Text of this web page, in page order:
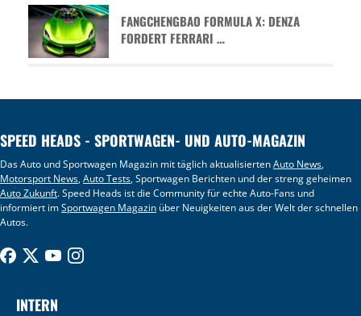
FANGCHENGBAO FORMULA X: DENZA
FORDERT FERRARI …
SPEED HEADS - SPORTWAGEN- UND AUTO-MAGAZIN
Das Auto und Sportwagen Magazin mit täglich aktualisiertenAuto News,
Motorsport News,Auto Tests, Sportwagen Berichten und der streng geheimen
Auto Zukunft. Speed Heads ist die Community für echte Auto-Fans und
informiert imSportwagen Magazin über Neuigkeiten aus der Welt der schnellen
Autos.
INTERN